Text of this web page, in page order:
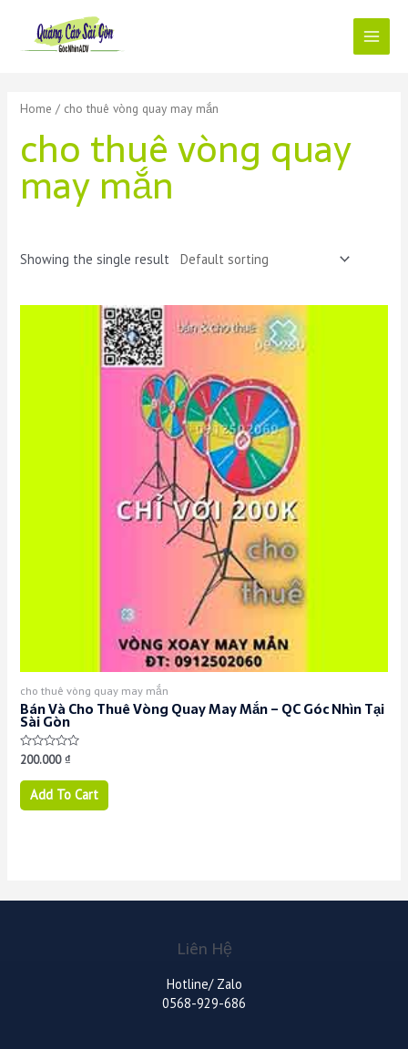
content
Main
Home / cho thuê vòng quay may mắn
cho thuê vòng quay
may mắn
Showing the single result
cho thuê vòng quay may mắn
Bán Và Cho Thuê Vòng Quay May Mắn – QC Góc Nhìn Tại
Sài Gòn
Rated
out
200.000₫
Add To Cart
Liên Hệ
Hotline/ Zalo
0568-929-686